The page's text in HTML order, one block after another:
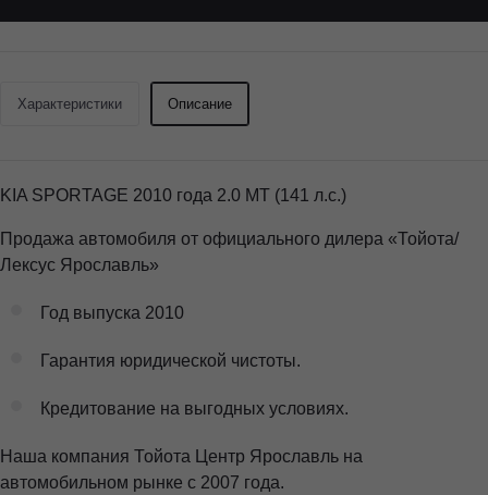
Характеристики Описание
KIA SPORTAGE 2010 года 2.0 МТ (141 л.с.)
Продажа автомобиля от официального дилера «Тойота/
Лексус Ярославль»
Год выпуска 2010
Гарантия юридической чистоты.
Кредитование на выгодных условиях.
Наша компания Тойота Центр Ярославль на
автомобильном рынке с 2007 года.